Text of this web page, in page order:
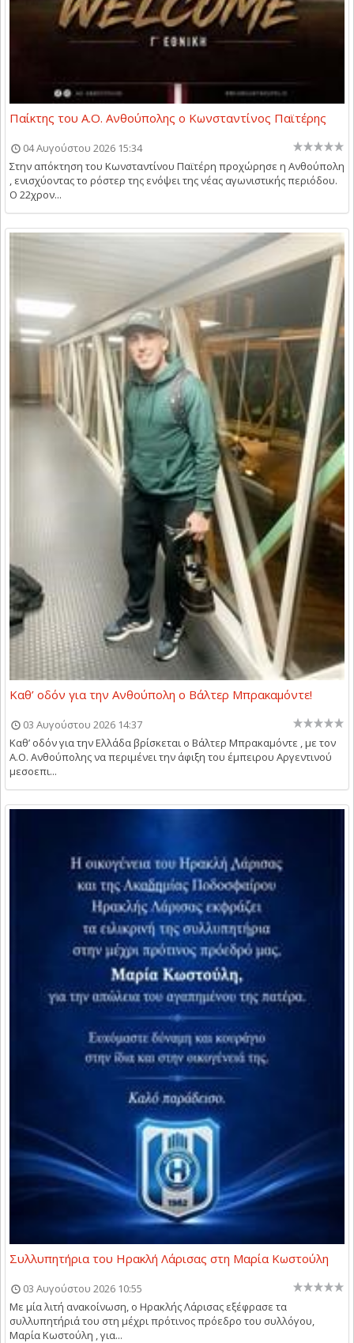
Παίκτης του Α.Ο. Ανθούπολης ο Κωνσταντίνος Παϊτέρης
04 Αυγούστου 2026 15:34
Στην απόκτηση του Κωνσταντίνου Παϊτέρη προχώρησε η Ανθούπολη
, ενισχύοντας το ρόστερ της ενόψει της νέας αγωνιστικής περιόδου.
Ο 22χρον...
Καθ’ οδόν για την Ανθούπολη ο Βάλτερ Μπρακαμόντε!
03 Αυγούστου 2026 14:37
Καθ’ οδόν για την Ελλάδα βρίσκεται ο Βάλτερ Μπρακαμόντε , με τον
Α.Ο. Ανθούπολης να περιμένει την άφιξη του έμπειρου Αργεντινού
μεσοεπι...
Συλλυπητήρια του Ηρακλή Λάρισας στη Μαρία Κωστούλη
03 Αυγούστου 2026 10:55
Με μία λιτή ανακοίνωση, ο Ηρακλής Λάρισας εξέφρασε τα
συλλυπητήριά του στη μέχρι πρότινος πρόεδρο του συλλόγου,
Μαρία Κωστούλη , για...